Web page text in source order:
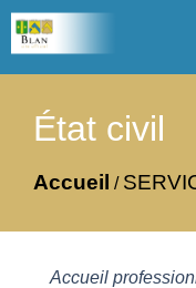
État civil
Accueil /
Accueil